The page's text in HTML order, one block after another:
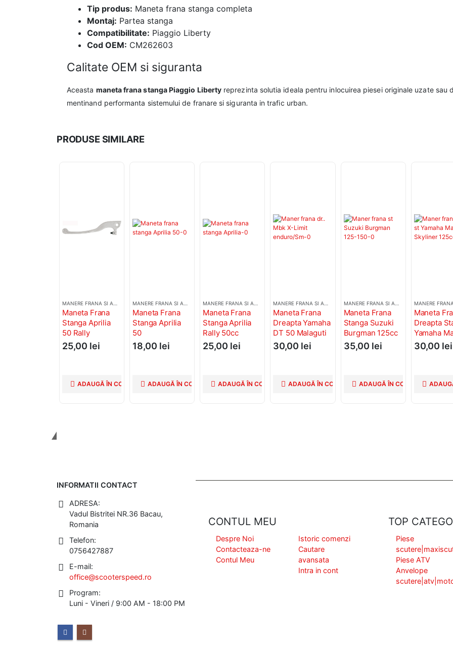
Tip produs: Maneta frana stanga completa
Montaj: Partea stanga
Compatibilitate: Piaggio Liberty
Cod OEM: CM262603
Calitate OEM si siguranta
Aceasta maneta frana stanga Piaggio Liberty reprezinta solutia ideala pentru inlocuirea piesei originale uzate sau
mentinand performanta sistemului de franare si siguranta in trafic urban.
PRODUSE SIMILARE
Maneta Frana
Stanga Aprilia
50 Rally
25,00 lei
ADAUGĂ ÎN COȘ
Maneta Frana
Stanga Aprilia
50
18,00 lei
ADAUGĂ ÎN COȘ
Maneta Frana
Stanga Aprilia
Rally 50cc
25,00 lei
ADAUGĂ ÎN COȘ
Maneta Frana
Dreapta Yamaha
DT 50 Malaguti
XSM AM6
30,00 lei
ADAUGĂ ÎN COȘ
Maneta Frana
Stanga Suzuki
Burgman 125cc
150cc 400cc
35,00 lei
ADAUGĂ ÎN COȘ
Maneta
Dreapta
Yamaha
Skyliner
150cc
30,00 lei
INFORMATII CONTACT
ADRESA:
Vadul Bistritei NR.36 Bacau,
Romania
Telefon:
0756427887
E-mail:
office@scooterspeed.ro
Program:
Luni - Vineri / 9:00 AM - 18:00 PM
CONTUL MEU
Despre Noi
Contacteaza-ne
Contul Meu
Istoric comenzi
Cautare
avansata
Intra in cont
TOP
Piese
Piese ATV
Anvelope